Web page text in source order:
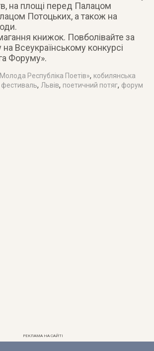
на площі перед Палацом
Потоцьких, а також на
книжок. Повболівайте за
Всеукраїнському конкурсі
Форуму».
Республіка Поетів», кобилянська
фестиваль, Львів, поетичний потяг, форум
РЕКЛАМА НА САЙТІ